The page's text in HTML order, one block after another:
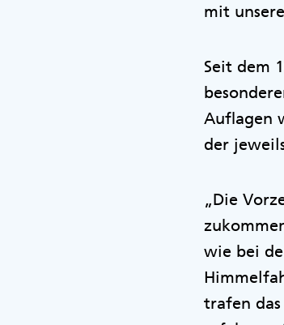
mit
Seit dem
Auflagen
der
„Die
wie bei
trafen